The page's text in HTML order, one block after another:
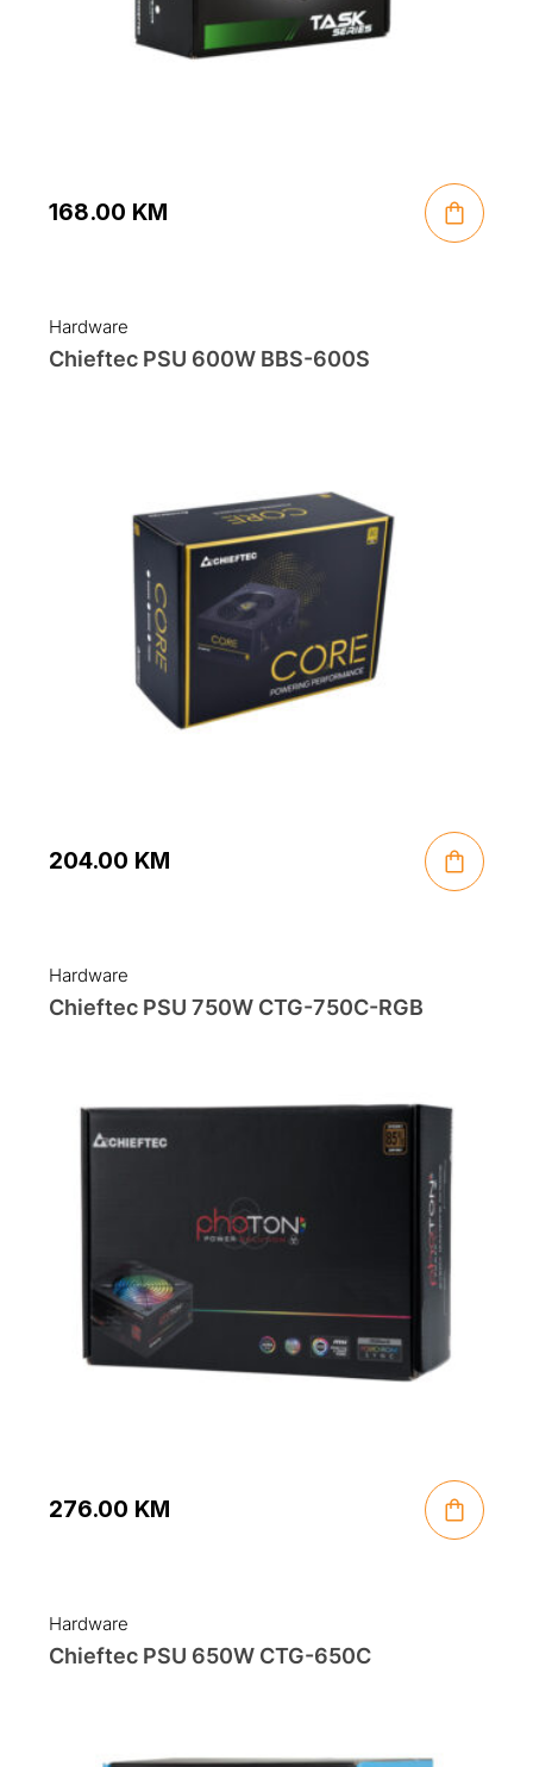
168.00 KM
Hardware
Chieftec PSU 600W BBS-600S
204.00 KM
Hardware
Chieftec PSU 750W CTG-750C-RGB
276.00 KM
Hardware
Chieftec PSU 650W CTG-650C